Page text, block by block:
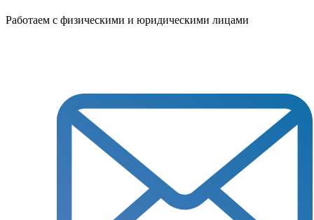
Работаем с физическими и юридическими лицами